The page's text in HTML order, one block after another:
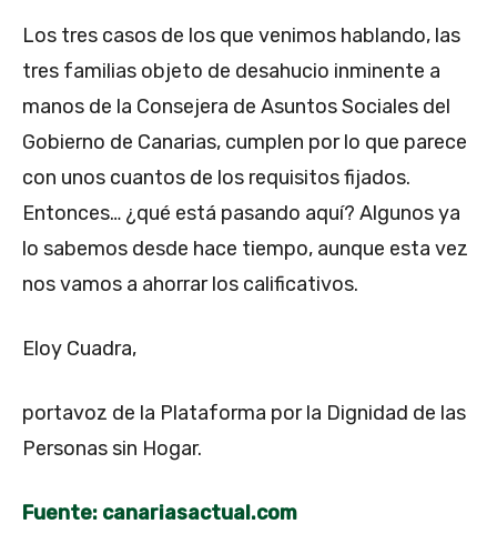
Los tres casos de los que venimos hablando, las
tres familias objeto de desahucio inminente a
manos de la Consejera de Asuntos Sociales del
Gobierno de Canarias, cumplen por lo que parece
con unos cuantos de los requisitos fijados.
Entonces… ¿qué está pasando aquí? Algunos ya
lo sabemos desde hace tiempo, aunque esta vez
nos vamos a ahorrar los calificativos.
Eloy Cuadra,
portavoz de la Plataforma por la Dignidad de las
Personas sin Hogar.
Fuente: canariasactual.com